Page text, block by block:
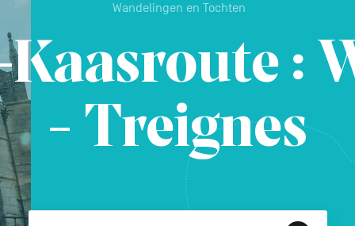
Wandelingen en Tochten
:
- Treignes